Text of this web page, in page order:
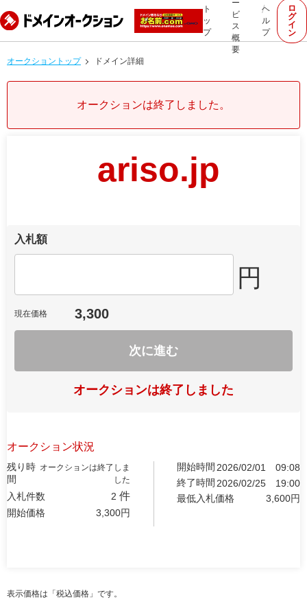
ト
ッ
プ
ー
ビ
ス
概
要
ヘ
ル
プ
ロ
グ
イ
ン
オークショントップ ドメイン詳細
オークションは終了しました。
ariso.jp
入札額
円
現在価格 3,300
次に進む
オークションは終了しました
オークション状況
残り時
間
オークションは終了しま
した
入札件数 2 件
開始価格 3,300円
開始時間 2026/02/01
09:08
終了時間 2026/02/25
19:00
最低入札価格
3,600円
表示価格は「税込価格」です。